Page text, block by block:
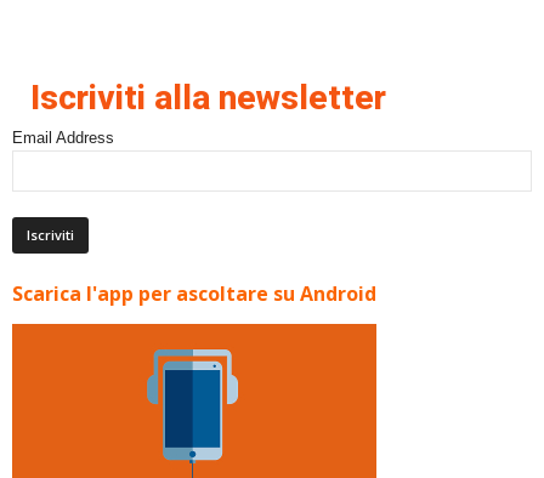
Iscriviti alla newsletter
Email Address
Scarica l'app per ascoltare su Android